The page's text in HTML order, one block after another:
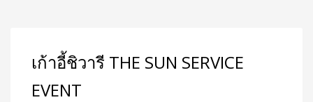
เก้าอี้ชิวารี THE SUN SERVICE
EVENT